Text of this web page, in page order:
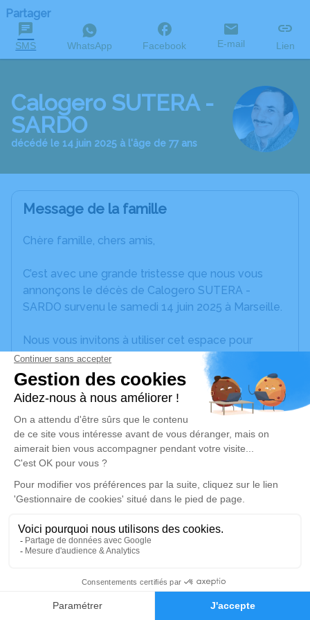
Faire-part Hommages
Partager
SMS WhatsApp Facebook E-mail Lien
Calogero SUTERA -
SARDO
décédé le 14 juin 2025 à l'âge de 77 ans
Message de la famille
Chère famille, chers amis,
C’est avec une grande tristesse que nous vous
annonçons le décès de Calogero SUTERA -
SARDO survenu le samedi 14 juin 2025 à Marseille.
Nous vous invitons à utiliser cet espace pour
laisser vos condoléances, partager des photos
souvenirs, une anecdote ou exprimer vos pensées
à travers des poèmes ou des textes. Cet endroit
est un lieu d'expression dédié à honorer la
mémoire de Calogero SUTERA - SARDO.
Un service de plantation d’arbre hommage est
disponible ici
Cérémonie religieuse
Église Sainte-Marie-Magdeleine de Plan-de-
Cuques